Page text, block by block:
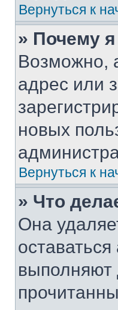
Вернуться к
» Почему я
Возможно,
адрес или
новых
Вернуться к
» Что
Она
выполняют